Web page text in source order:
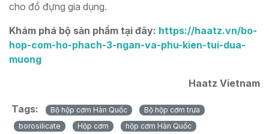
cho đồ đựng gia dụng.
Khám phá bộ sản phẩm tại đây: https://haatz.vn/bo-
hop-com-ho-phach-3-ngan-va-phu-kien-tui-dua-
muong
Haatz Vietnam
Tags: Bộ hộp cơm Hàn Quốc
Bộ hộp cơm trưa
borosilicate
Hộp cơm
hộp cơm Hàn Quốc